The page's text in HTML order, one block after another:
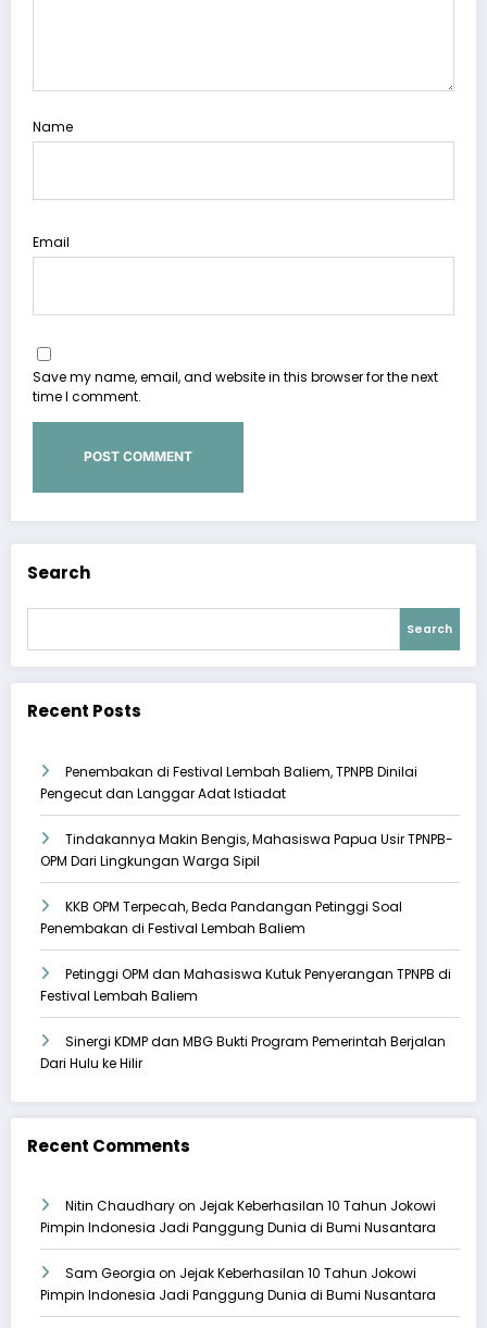
Name
Email
Save my name, email, and website in this browser for the next
time I comment.
Search
Search
Recent Posts
Penembakan di Festival Lembah Baliem, TPNPB Dinilai
Pengecut dan Langgar Adat Istiadat
Tindakannya Makin Bengis, Mahasiswa Papua Usir TPNPB-
OPM Dari Lingkungan Warga Sipil
KKB OPM Terpecah, Beda Pandangan Petinggi Soal
Penembakan di Festival Lembah Baliem
Petinggi OPM dan Mahasiswa Kutuk Penyerangan TPNPB di
Festival Lembah Baliem
Sinergi KDMP dan MBG Bukti Program Pemerintah Berjalan
Dari Hulu ke Hilir
Recent Comments
Nitin Chaudharyon Jejak Keberhasilan 10 Tahun Jokowi
Pimpin Indonesia Jadi Panggung Dunia di Bumi Nusantara
Sam Georgia on Jejak Keberhasilan 10 Tahun Jokowi
Pimpin Indonesia Jadi Panggung Dunia di Bumi Nusantara